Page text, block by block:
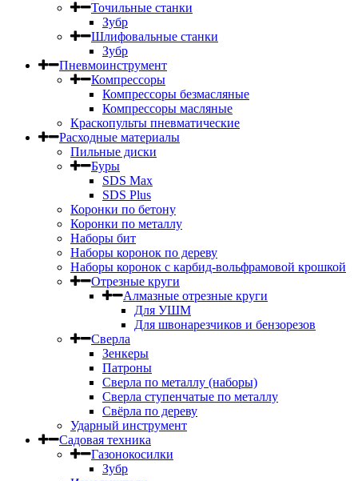
Точильные станки
Зубр
Шлифовальные станки
Зубр
Пневмоинструмент
Компрессоры
Компрессоры безмасляные
Компрессоры масляные
Краскопульты пневматические
Расходные материалы
Пильные диски
Буры
SDS Max
SDS Plus
Коронки по бетону
Коронки по металлу
Наборы бит
Наборы коронок по дереву
Наборы коронок с карбид-вольфрамовой крошкой
Отрезные круги
Алмазные отрезные круги
Для УШМ
Для швонарезчиков и бензорезов
Сверла
Зенкеры
Патроны
Сверла по металлу (наборы)
Сверла ступенчатые по металлу
Свёрла по дереву
Ударный инструмент
Садовая техника
Газонокосилки
Зубр